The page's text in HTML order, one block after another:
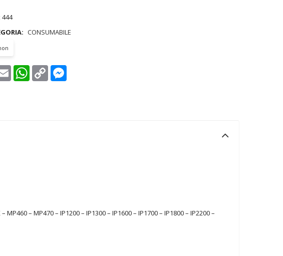
444
CONSUMABILE
Email WhatsApp
Copy
Link
– MP470 – IP1200 – IP1300 – IP1600 – IP1700 – IP1800 – IP2200 –